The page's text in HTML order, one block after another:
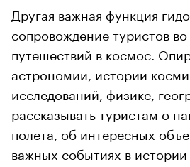
Другая важная функция
сопровождение туристов
путешествий в космос.
астрономии, истории
исследований, физике,
рассказывать туристам о
полета, об интересных
важных событиях в